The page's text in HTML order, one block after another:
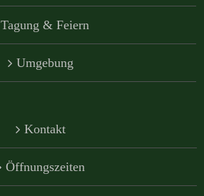
Tagung & Feiern
Umgebung
Kontakt
Öffnungszeiten